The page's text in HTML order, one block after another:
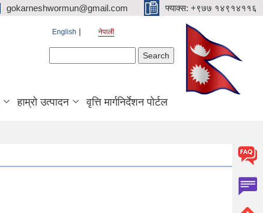
gokarneshwormun@gmail.com फ्याक्स: +९७७ १४९१४११६
English नेपाली
हाम्रो उत्पादन वृत्ति मार्गनिर्देशन पोर्टल